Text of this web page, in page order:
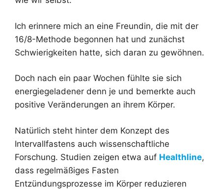
Ich erinnere mich an eine Freundin, die mit der
16/8-Methode begonnen hat und zunächst
Schwierigkeiten hatte, sich daran zu gewöhnen.
Doch nach ein paar Wochen fühlte sie sich
energiegeladener denn je und bemerkte auch
positive Veränderungen an ihrem Körper.
Natürlich steht hinter dem Konzept des
Intervallfastens auch wissenschaftliche
Forschung. Studien zeigen etwa auf Healthline,
dass regelmäßiges Fasten
Entzündungsprozesse im Körper reduzieren